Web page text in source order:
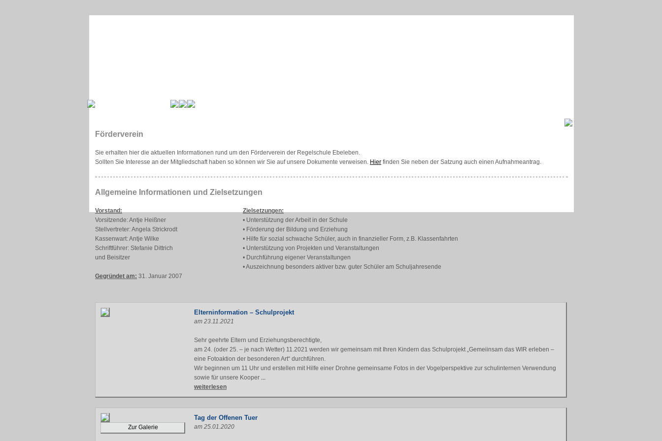
Förderverein
Sie erhalten hier die aktuellen Informationen rund um den Förderverein der Regelschule Ebeleben.
Sollten Sie Interesse an der Mitgliedschaft haben so können wir Sie auf unsere Dokumente verweisen. Hier finden Sie neben der Satzung auch einen Aufnahmeantrag.
Allgemeine Informationen und Zielsetzungen
Vorstand:
Vorsitzende: Antje Heißner
Stellvertreter: Angela Strickrodt
Kassenwart: Antje Wilke
Schriftführer: Stefanie Dittrich
und Beisitzer
Gegründet am: 31. Januar 2007
Zielsetzungen:
• Unterstützung der Arbeit in der Schule
• Förderung der Bildung und Erziehung
• Hilfe für sozial schwache Schüler, auch in finanzieller Form, z.B. Klassenfahrten
• Unterstützung von Projekten und Veranstaltungen
• Durchführung eigener Veranstaltungen
• Auszeichnung besonders aktiver bzw. guter Schüler am Schuljahresende
Elterninformation – Schulprojekt
am 23.11.2021
Sehr geehrte Eltern und Erziehungsberechtigte,
am 24. (oder 25. – je nach Wetter) 11.2021 werden wir gemeinsam mit Ihren Kindern das Schulprojekt „Gemeiinsam das WIR erleben –
eine Fotoaktion der besonderen Art“ durchführen.
Wir beginnen um 11 Uhr und erstellen mit Hilfe einer Drohne gemeinsame Fotos in der Vogelperspektive zur schulinternen Verwendung
sowie für unsere Kooper ...
weiterlesen
Zur Galerie
Tag der Offenen Tuer
am 25.01.2020